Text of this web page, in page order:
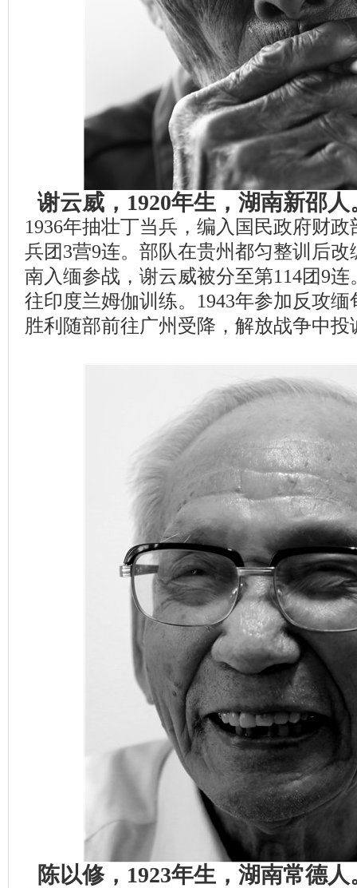
谢云威，1920年生，湖南新邵
1936年抽壮丁当兵，编入国民政府财
兵团3营9连。部队在贵州都匀整训后
南入缅参战，谢云威被分至第114团9
往印度兰姆伽训练。1943年参加反攻缅
胜利随部前往广州受降，解放战争中投
陈以修，1923年生，湖南常德